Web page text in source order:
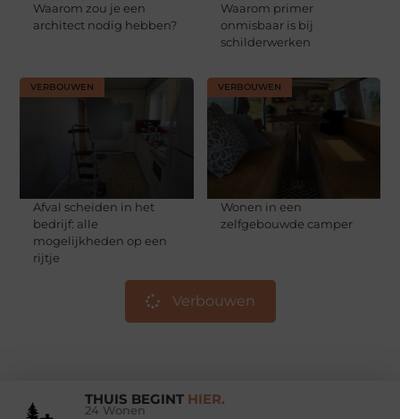
Waarom zou je een
architect nodig hebben?
Waarom primer
onmisbaar is bij
schilderwerken
VERBOUWEN
Afval scheiden in het
bedrijf: alle
mogelijkheden op een
rijtje
VERBOUWEN
Wonen in een
zelfgebouwde camper
Verbouwen
THUIS BEGINT HIER.
24 Wonen